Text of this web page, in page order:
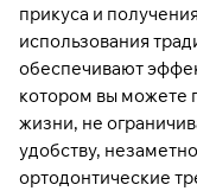
прикуса и
использования
обеспечивают
котором вы можете
жизни, не
удобству,
ортодонтические